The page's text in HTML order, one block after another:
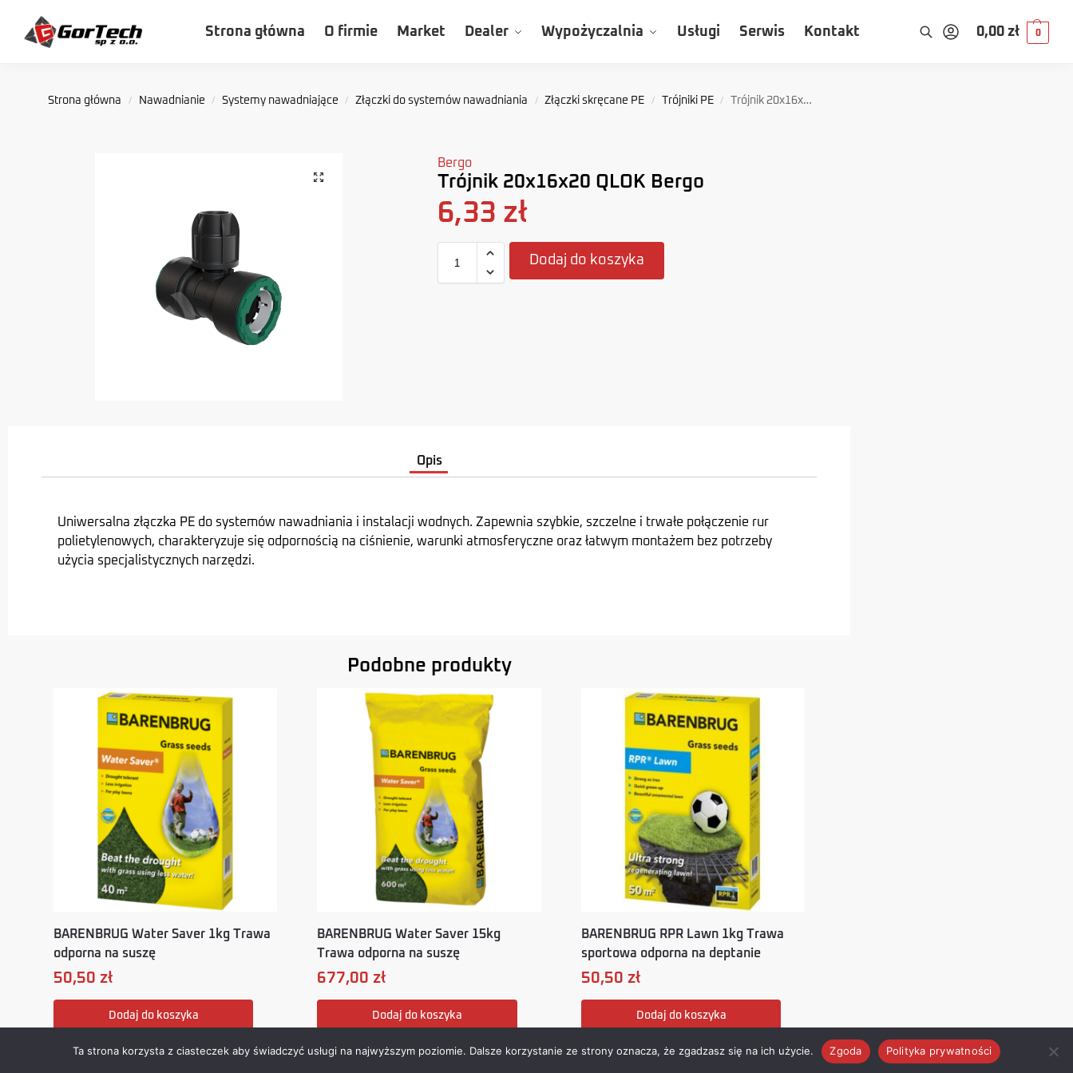
Strona główna O firmie Market Dealer Wypożyczalnia Usługi Serwis Kontakt
Szukaj 0,00 zł 0
Strona główna / Nawadnianie / Systemy nawadniające / Złączki do systemów nawadniania / Złączki skręcane PE / Trójniki PE / Trójnik 20x16x20 QLOK Bergo
Bergo
Trójnik 20x16x20 QLOK Bergo
6,33 zł
Dodaj do koszyka
Opis
Uniwersalna złączka PE do systemów nawadniania i instalacji wodnych. Zapewnia szybkie, szczelne i trwałe połączenie rur
polietylenowych, charakteryzuje się odpornością na ciśnienie, warunki atmosferyczne oraz łatwym montażem bez potrzeby
użycia specjalistycznych narzędzi.
Podobne produkty
BARENBRUG Water Saver 1kg Trawa
odporna na suszę
50,50 zł
Dodaj do koszyka
BARENBRUG Water Saver 15kg
Trawa odporna na suszę
677,00 zł
Dodaj do koszyka
BARENBRUG RPR Lawn 1kg Trawa
sportowa odporna na deptanie
50,50 zł
Dodaj do koszyka
Ta strona korzysta z ciasteczek aby świadczyć usługi na najwyższym poziomie. Dalsze korzystanie ze strony oznacza, że zgadzasz się na ich użycie. Zgoda Polityka prywatności